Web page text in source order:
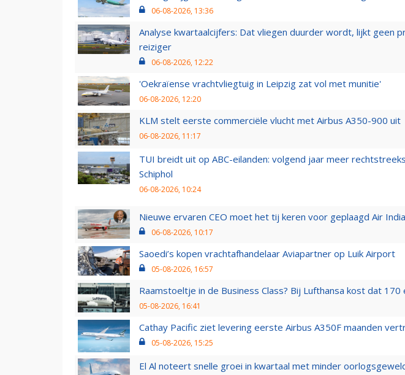
06-08-2026, 13:36
Analyse kwartaalcijfers: Dat vliegen duurder wordt, lijkt geen
reiziger
06-08-2026, 12:22
'Oekraïense vrachtvliegtuig in Leipzig zat vol met munitie'
06-08-2026, 12:20
KLM stelt eerste commerciële vlucht met Airbus A350-900 uit
06-08-2026, 11:17
TUI breidt uit op ABC-eilanden: volgend jaar meer
Schiphol
06-08-2026, 10:24
Nieuwe ervaren CEO moet het tij keren voor geplaagd Air India
06-08-2026, 10:17
Saoedi’s kopen vrachtafhandelaar Aviapartner op Luik Airport
05-08-2026, 16:57
Raamstoeltje in de Business Class? Bij Lufthansa kost dat
05-08-2026, 16:41
Cathay Pacific ziet levering eerste Airbus A350F maanden
05-08-2026, 15:25
El Al noteert snelle groei in kwartaal met minder